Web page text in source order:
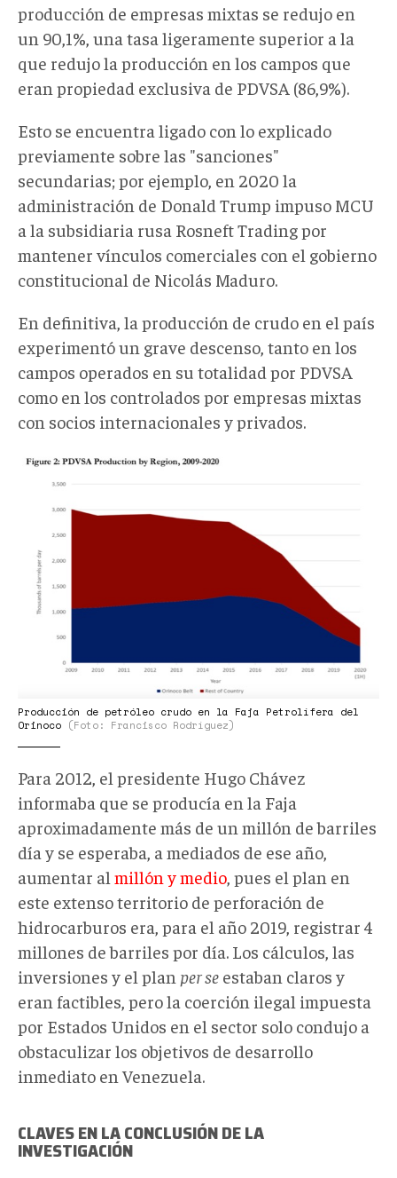
producción de empresas mixtas se redujo en
un 90,1%, una tasa ligeramente superior a la
que redujo la producción en los campos que
eran propiedad exclusiva de PDVSA (86,9%).
Esto se encuentra ligado con lo explicado
previamente sobre las "sanciones"
secundarias; por ejemplo, en 2020 la
administración de Donald Trump impuso MCU
a la subsidiaria rusa Rosneft Trading por
mantener vínculos comerciales con el gobierno
constitucional de Nicolás Maduro.
En definitiva, la producción de crudo en el país
experimentó un grave descenso, tanto en los
campos operados en su totalidad por PDVSA
como en los controlados por empresas mixtas
con socios internacionales y privados.
Producción
petróleo
crudo
en
Faja
Petrolífera
Orinoco_Trabajo
de
investigación
Francisco
Rodríguez.jpg
Producción de petróleo crudo en la Faja Petrolífera del
Orinoco (Foto: Francisco Rodríguez)
Para 2012, el presidente Hugo Chávez
informaba que se producía en la Faja
aproximadamente más de un millón de barriles
día y se esperaba, a mediados de ese año,
aumentar al millón y medio, pues el plan en
este extenso territorio de perforación de
hidrocarburos era, para el año 2019, registrar 4
millones de barriles por día. Los cálculos, las
inversiones y el plan per se estaban claros y
eran factibles, pero la coerción ilegal impuesta
por Estados Unidos en el sector solo condujo a
obstaculizar los objetivos de desarrollo
inmediato en Venezuela.
CLAVES EN LA CONCLUSIÓN DE LA
INVESTIGACIÓN